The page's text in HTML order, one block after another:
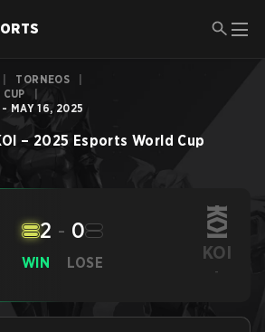
TORNEOS
- MAY 16, 2025
–2025 Esports World Cup
WIN
2 - 0
LOSE KOI
-